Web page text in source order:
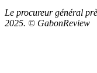
Le procureur général
2025. © GabonReview